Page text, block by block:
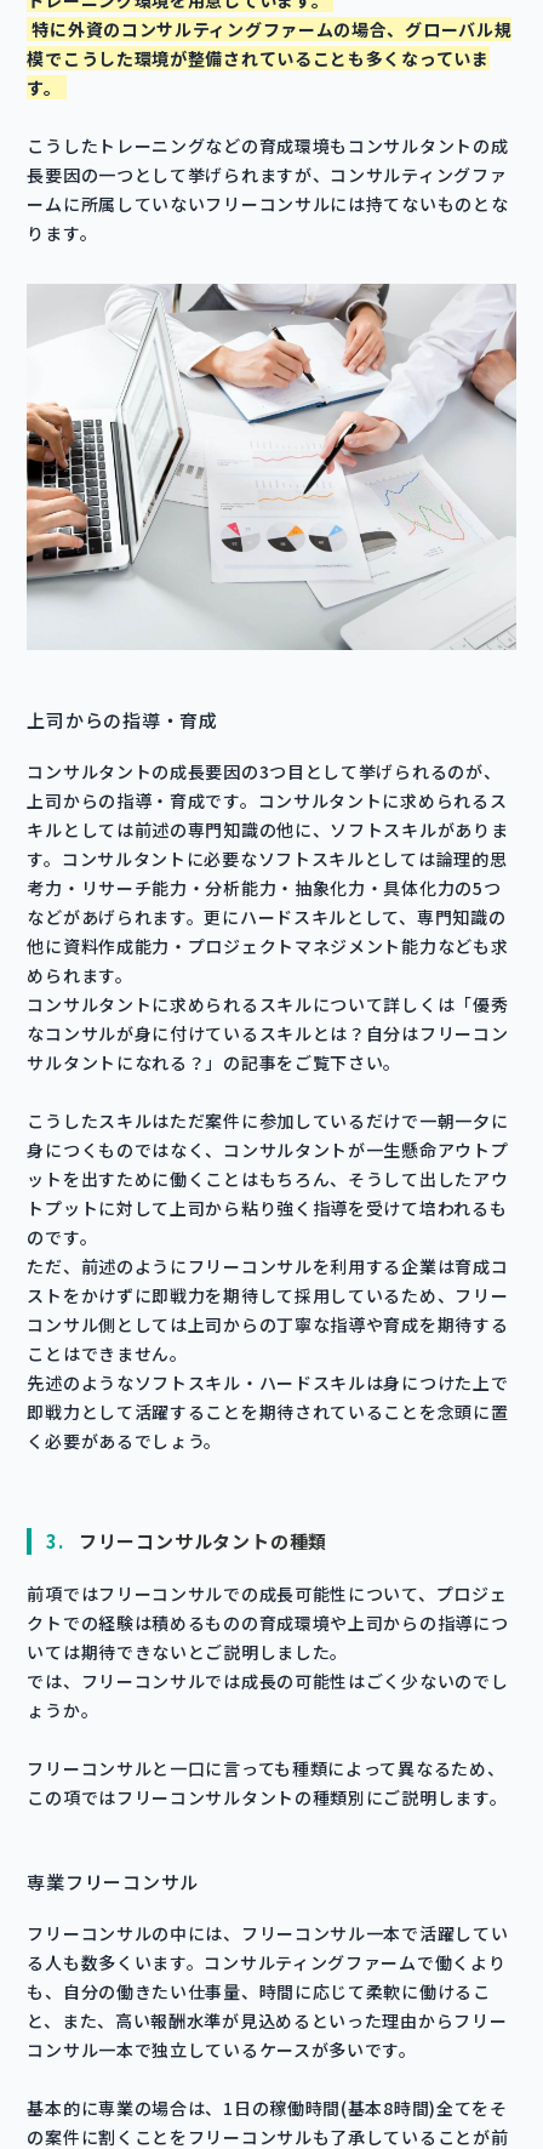
特に外資のコンサルティングファームの場合、グローバル規
模でこうした環境が整備されていることも多くなっていま
す。
こうしたトレーニングなどの育成環境もコンサルタントの成
長要因の一つとして挙げられますが、コンサルティングファ
ームに所属していないフリーコンサルには持てないものとな
ります。
上司からの指導・育成
コンサルタントの成長要因の3つ目として挙げられるのが、
上司からの指導・育成です。コンサルタントに求められるス
キルとしては前述の専門知識の他に、ソフトスキルがありま
す。コンサルタントに必要なソフトスキルとしては論理的思
考力・リサーチ能力・分析能力・抽象化力・具体化力の5つ
などがあげられます。更にハードスキルとして、専門知識の
他に資料作成能力・プロジェクトマネジメント能力なども求
められます。
コンサルタントに求められるスキルについて詳しくは「優秀
なコンサルが身に付けているスキルとは？自分はフリーコン
サルタントになれる？」の記事をご覧下さい。
こうしたスキルはただ案件に参加しているだけで一朝一夕に
身につくものではなく、コンサルタントが一生懸命アウトプ
ットを出すために働くことはもちろん、そうして出したアウ
トプットに対して上司から粘り強く指導を受けて培われるも
のです。
ただ、前述のようにフリーコンサルを利用する企業は育成コ
ストをかけずに即戦力を期待して採用しているため、フリー
コンサル側としては上司からの丁寧な指導や育成を期待する
ことはできません。
先述のようなソフトスキル・ハードスキルは身につけた上で
即戦力として活躍することを期待されていることを念頭に置
く必要があるでしょう。
3. フリーコンサルタントの種類
前項ではフリーコンサルでの成長可能性について、プロジェ
クトでの経験は積めるものの育成環境や上司からの指導につ
いては期待できないとご説明しました。
では、フリーコンサルでは成長の可能性はごく少ないのでし
ょうか。
フリーコンサルと一口に言っても種類によって異なるため、
この項ではフリーコンサルタントの種類別にご説明します。
専業フリーコンサル
フリーコンサルの中には、フリーコンサル一本で活躍してい
る人も数多くいます。コンサルティングファームで働くより
も、自分の働きたい仕事量、時間に応じて柔軟に働けるこ
と、また、高い報酬水準が見込めるといった理由からフリー
コンサル一本で独立しているケースが多いです。
基本的に専業の場合は、1日の稼働時間(基本8時間)全てをそ
の案件に割くことをフリーコンサルも了承していることが前